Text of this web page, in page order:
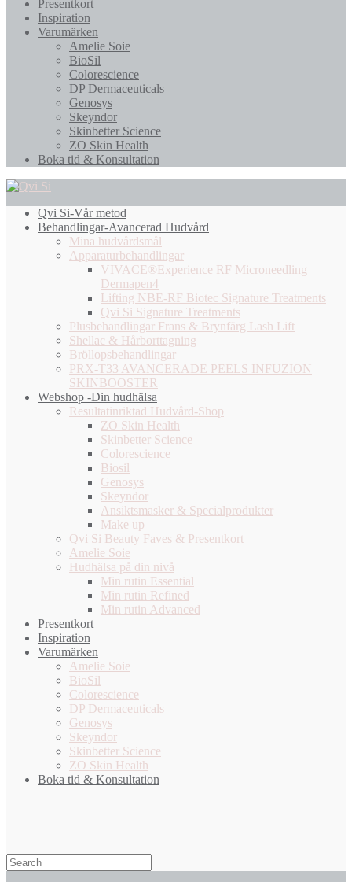
Presentkort
Inspiration
Varumärken
Amelie Soie
BioSil
Colorescience
DP Dermaceuticals
Genosys
Skeyndor
Skinbetter Science
ZO Skin Health
Boka tid & Konsultation
Qvi Si-Vår metod
Behandlingar-Avancerad Hudvård
Mina hudvårdsmål
Apparaturbehandlingar
VIVACE®Experience RF Microneedling
Dermapen4
Lifting NBE-RF Biotec Signature Treatments
Qvi Si Signature Treatments
Plusbehandlingar Frans & Brynfärg Lash Lift
Shellac & Hårborttagning
Bröllopsbehandlingar
PRX-T33 AVANCERADE PEELS INFUZION
SKINBOOSTER
Webshop -Din hudhälsa
Resultatinriktad Hudvård-Shop
ZO Skin Health
Skinbetter Science
Colorescience
Biosil
Genosys
Skeyndor
Ansiktsmasker & Specialprodukter
Make up
Qvi Si Beauty Faves & Presentkort
Amelie Soie
Hudhälsa på din nivå
Min rutin Essential
Min rutin Refined
Min rutin Advanced
Presentkort
Inspiration
Varumärken
Amelie Soie
BioSil
Colorescience
DP Dermaceuticals
Genosys
Skeyndor
Skinbetter Science
ZO Skin Health
Boka tid & Konsultation